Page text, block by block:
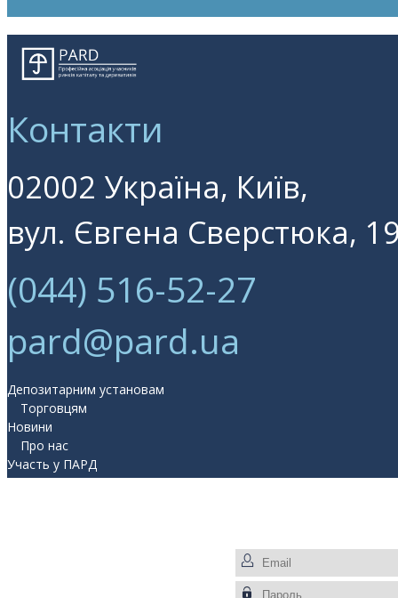
Контакти
02002 Україна, Київ,
вул. Євгена Сверстюка,
(044) 516-52-27
pard@pard.ua
Депозитарним установам
Торговцям
Новини
Про нас
Участь у ПАРД
Прес-центр